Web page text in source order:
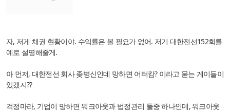
자, 저게 채권 현황이야. 수익률은 볼 필요가 없어. 저기 대한전선152회를
예로 설명해줄게.
아 먼저, 대한전선 회사 좆병신인데 망하면 어터캄? 이라고 묻는 게이들이
있겠지??
걱정마라, 기업이 망하면 워크아웃과 법정관리 둘중 하나인데, 워크아웃